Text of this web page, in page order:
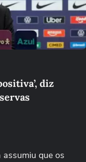
diz
assumiu que os